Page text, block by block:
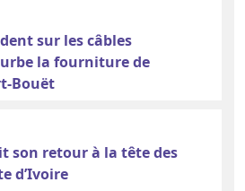
sur les câbles
la fourniture de
Bouët
son retour à la tête des
d’Ivoire